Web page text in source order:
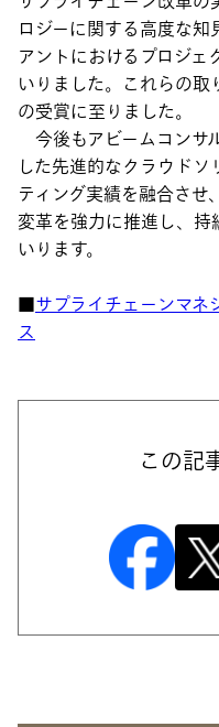
ロジーに関する高度な
アントにおけるプロジェ
いりました。これらの
の受賞に至りました。
今後もアビームコンサ
した先進的なクラウド
ティング実績を融合さ
変革を強力に推進し、持
いります。
■サプライチェーンマネ
ス
この記